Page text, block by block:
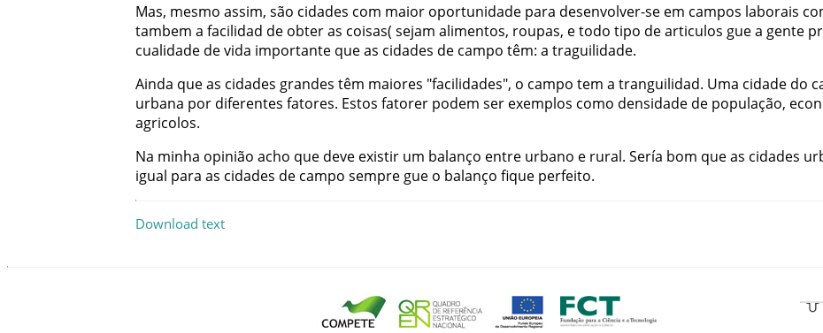
Mas, mesmo assim, são cidades com maior oportunidade para desenvolver-se em campos laborais
tambem a facilidad de obteras coisas( sejam alimentos, roupas, etodo tipo dearticulos guea gente
cualidade devida importante queas cidades de campo têm: a traguilidade.
Ainda queas cidades grandes têm maiores "facilidades", o campo tem a tranguilidad. Uma cidade do
urbana por diferentes fatores. Estos fatorer podem ser exemplos como densidade de população,
agricolos.
Na minha opinião acho que deve existir um balanço entre urbano e rural. Sería bom queas cidades
igual para as cidades de campo sempre gue o balanço fique perfeito.
Download text